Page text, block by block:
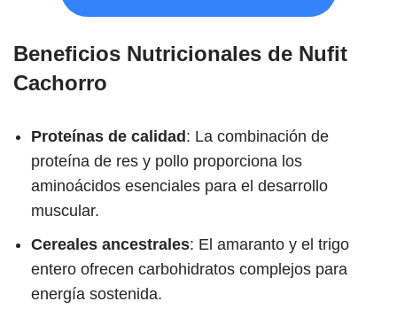
Beneficios Nutricionales de Nufit
Cachorro
Proteínas de calidad: La combinación de
proteína de res y pollo proporciona los
aminoácidos esenciales para el desarrollo
muscular.
Cereales ancestrales: El amaranto y el trigo
entero ofrecen carbohidratos complejos para
energía sostenida.